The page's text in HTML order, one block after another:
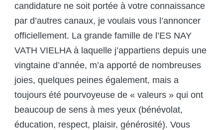
candidature ne soit portée à votre connaissance
par d’autres canaux, je voulais vous l’annoncer
officiellement. La grande famille de l’ES NAY
VATH VIELHA à laquelle j’appartiens depuis une
vingtaine d’année, m’a apporté de nombreuses
joies, quelques peines également, mais a
toujours été pourvoyeuse de « valeurs » qui ont
beaucoup de sens à mes yeux (bénévolat,
éducation, respect, plaisir, générosité). Vous